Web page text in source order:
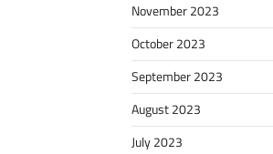
November 2023
October 2023
September 2023
August 2023
July 2023